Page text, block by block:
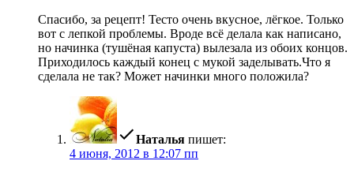
Спасибо, за рецепт! Тесто очень вкусное, лёгкое. Только
вот с лепкой проблемы. Вроде всё делала как написано,
но начинка (тушёная капуста) вылезала из обоих концов.
Приходилось каждый конец с мукой заделывать.Что я
сделала не так? Может начинки много положила?
Наталья пишет:
4 июня, 2012 в 12:07 пп